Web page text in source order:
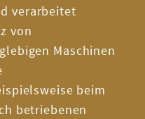
verarbeitet
von
Maschinen
beim
betriebenen